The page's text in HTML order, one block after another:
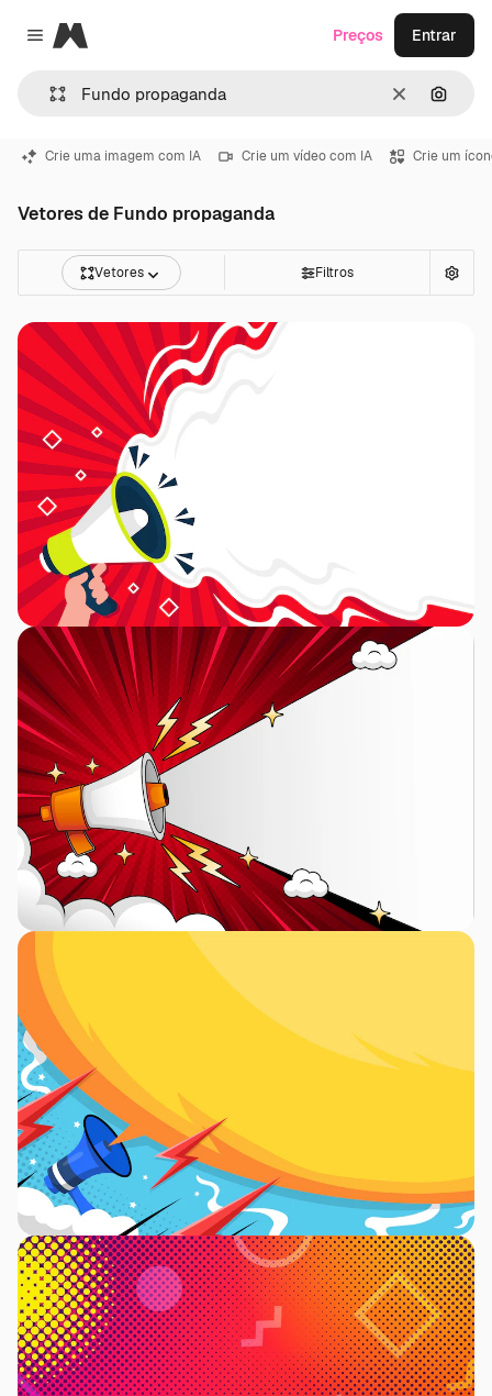
Close menu
Magnific
Limpar
Preços Entrar
Crie uma imagem com IA Crie um vídeo com IA Crie um
Vetores de Fundo propaganda
Vetores Filtros